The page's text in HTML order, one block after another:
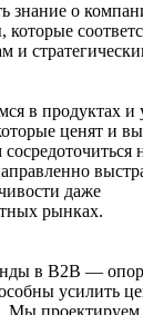
знание о
и
в продуктах и
ценят и
даже
рынках.
в В2В —
усилить
Мы